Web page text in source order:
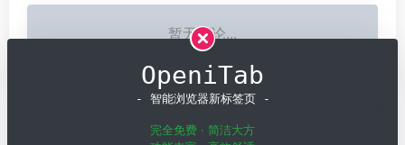
暂无评论...
OpeniTab
- 智能浏览器新标签页 -
完全免费 · 简洁大方